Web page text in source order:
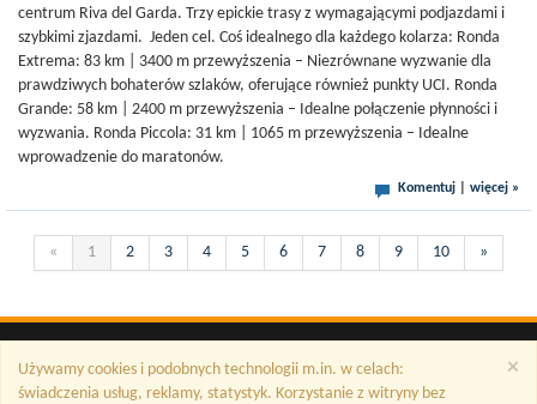
centrum Riva del Garda. Trzy epickie trasy z wymagającymi podjazdami i
szybkimi zjazdami. Jeden cel. Coś idealnego dla każdego kolarza: Ronda
Extrema: 83 km | 3400 m przewyższenia – Niezrównane wyzwanie dla
prawdziwych bohaterów szlaków, oferujące również punkty UCI. Ronda
Grande: 58 km | 2400 m przewyższenia – Idealne połączenie płynności i
wyzwania. Ronda Piccola: 31 km | 1065 m przewyższenia – Idealne
wprowadzenie do maratonów.
Komentuj więcej »
« 1 2 3 4 5 6 7 8 9 10 »
×
Używamy cookies i podobnych technologii m.in. w celach:
świadczenia usług, reklamy, statystyk. Korzystanie z witryny bez